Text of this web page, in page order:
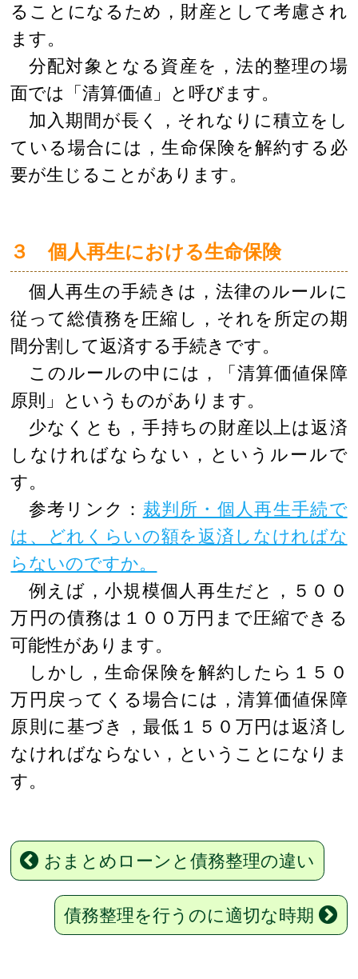
ることになるため，財産として考慮され
ます。
分配対象となる資産を，法的整理の場
面では「清算価値」と呼びます。
加入期間が長く，それなりに積立をし
ている場合には，生命保険を解約する必
要が生じることがあります。
３ 個人再生における生命保険
個人再生の手続きは，法律のルールに
従って総債務を圧縮し，それを所定の期
間分割して返済する手続きです。
このルールの中には，「清算価値保障
原則」というものがあります。
少なくとも，手持ちの財産以上は返済
しなければならない，というルールで
す。
参考リンク： 裁判所・個人再生手続で
は、どれくらいの額を返済しなければな
らないのですか。
例えば，小規模個人再生だと，５００
万円の債務は１００万円まで圧縮できる
可能性があります。
しかし，生命保険を解約したら１５０
万円戻ってくる場合には，清算価値保障
原則に基づき，最低１５０万円は返済し
なければならない，ということになりま
す。
おまとめローンと債務整理の違い
債務整理を行うのに適切な時期